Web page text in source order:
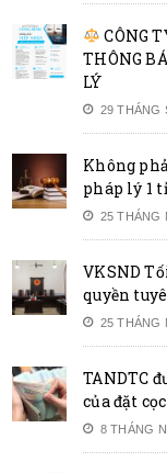
CÔNG
THÔNG
LÝ
29 THÁNG
Không
pháp lý 1
25 THÁNG
VKSND
quyền
25 THÁNG
TANDTC
của đặt cọc
8 THÁNG